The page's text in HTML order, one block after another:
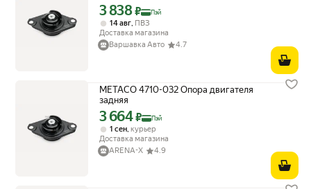
Цена с картой Яндекс Пэй 3838 ₽ вместо
3 838₽ Пэй
14 авг, ПВЗ
Доставка магазина
Варшавка Авто
4.7
METACO 4710-032 Опора двигателя
задняя
Цена с картой Яндекс Пэй 3664 ₽ вместо
3 664₽ Пэй
1 сен курьер
Доставка магазина
ARENA-X
4.9